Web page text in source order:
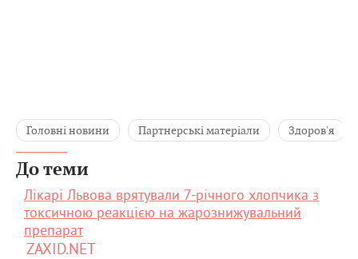
Головні новини Партнерські матеріали Здоров'я
До теми
Лікарі Львова врятували 7-річного хлопчика з
токсичною реакцією на жарознижувальний
препарат
ZAXID.NET